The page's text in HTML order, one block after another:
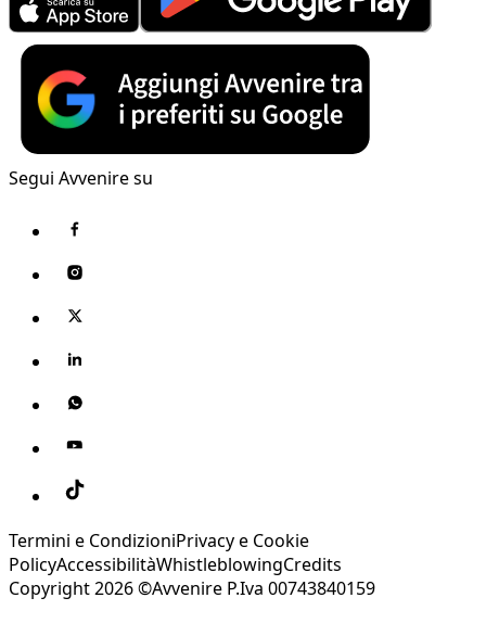
Segui Avvenire su
Termini e CondizioniPrivacy e Cookie
PolicyAccessibilitàWhistleblowingCredits
Copyright 2026 ©Avvenire P.Iva 00743840159